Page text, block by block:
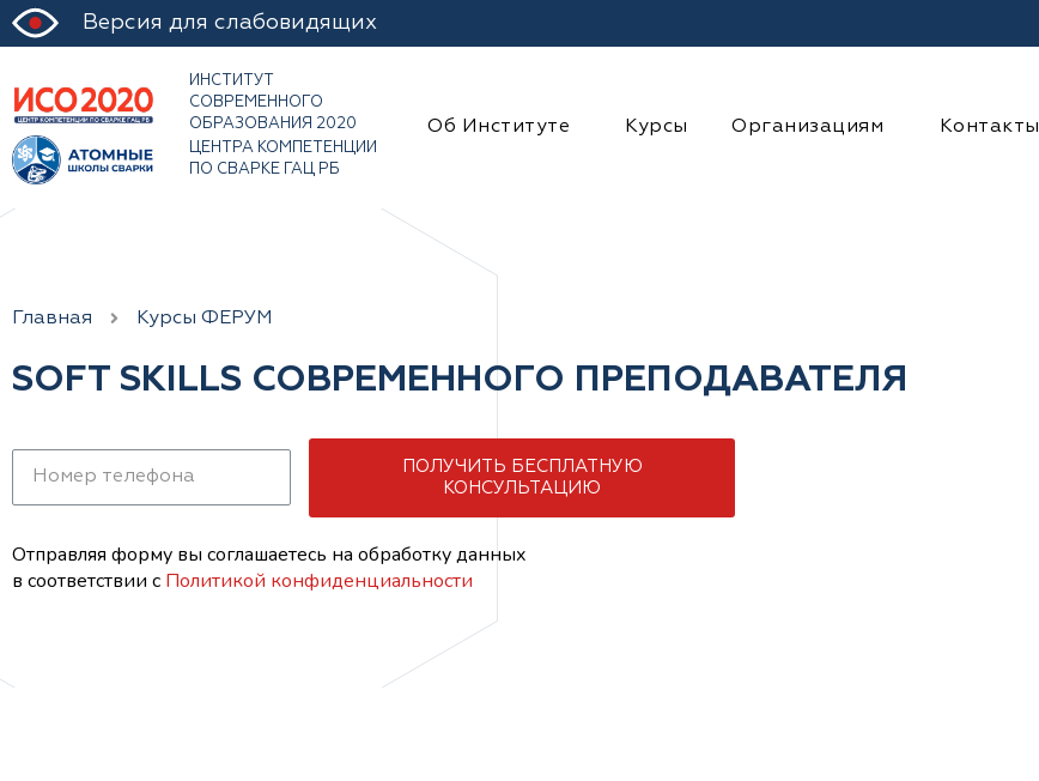
Версия для слабовидящих
ИНСТИТУТ
СОВРЕМЕННОГО
ОБРАЗОВАНИЯ 2020
ЦЕНТРА КОМПЕТЕНЦИИ
ПО СВАРКЕ ГАЦ РБ
Об Институте Курсы Организациям Контакты
Главная Курсы ФЕРУМ
SOFT SKILLS СОВРЕМЕННОГО ПРЕПОДАВАТЕЛЯ
ПОЛУЧИТЬ БЕСПЛАТНУЮ
КОНСУЛЬТАЦИЮ
Отправляя форму вы соглашаетесь на обработку данных
в соответствии с Политикой конфиденциальности